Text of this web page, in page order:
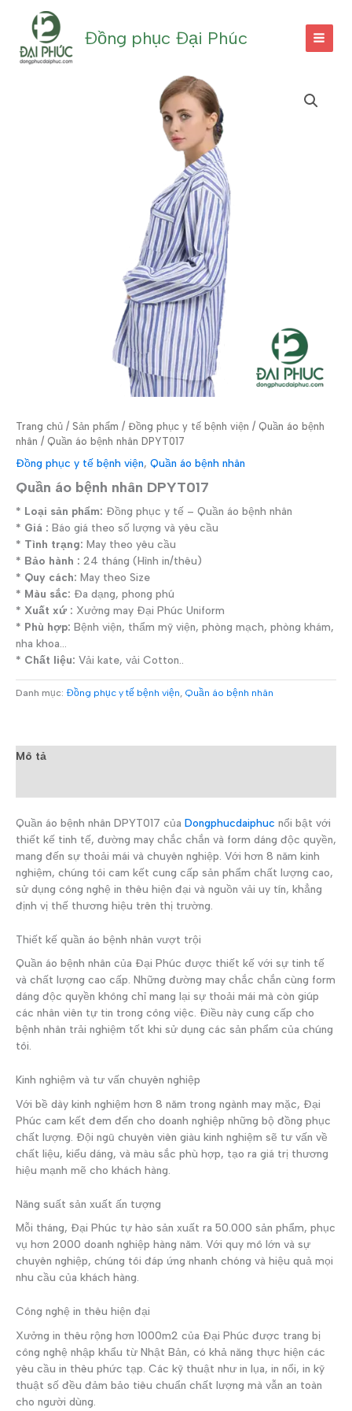
dung
Đồng phục Đại Phúc
Trang chủ / Sản phẩm / Đồng phục y tế bệnh viện / Quần áo bệnh
nhân / Quần áo bệnh nhân DPYT017
Đồng phục y tế bệnh viện, Quần áo bệnh nhân
Quần áo bệnh nhân DPYT017
* Loại sản phẩm: Đồng phục y tế – Quần áo bệnh nhân
* Giá : Báo giá theo số lượng và yêu cầu
* Tình trạng: May theo yêu cầu
* Bảo hành : 24 tháng (Hình in/thêu)
* Quy cách: May theo Size
* Màu sắc: Đa dạng, phong phú
* Xuất xứ : Xưởng may Đại Phúc Uniform
* Phù hợp: Bệnh viện, thẩm mỹ viện, phòng mạch, phòng khám,
nha khoa…
* Chất liệu: Vải kate, vải Cotton..
Danh mục: Đồng phục y tế bệnh viện Quần áo bệnh nhân
Mô tả
Quần áo bệnh nhân DPYT017 của Dongphucdaiphuc nổi bật với
thiết kế tinh tế, đường may chắc chắn và form dáng độc quyền,
mang đến sự thoải mái và chuyên nghiệp. Với hơn 8 năm kinh
nghiệm, chúng tôi cam kết cung cấp sản phẩm chất lượng cao,
sử dụng công nghệ in thêu hiện đại và nguồn vải uy tín, khẳng
định vị thế thương hiệu trên thị trường.
Thiết kế quần áo bệnh nhân vượt trội
Quần áo bệnh nhân của Đại Phúc được thiết kế với sự tinh tế
và chất lượng cao cấp. Những đường may chắc chắn cùng form
dáng độc quyền không chỉ mang lại sự thoải mái mà còn giúp
các nhân viên tự tin trong công việc. Điều này cung cấp cho
bệnh nhân trải nghiệm tốt khi sử dụng các sản phẩm của chúng
tôi.
Kinh nghiệm và tư vấn chuyên nghiệp
Với bề dày kinh nghiệm hơn 8 năm trong ngành may mặc, Đại
Phúc cam kết đem đến cho doanh nghiệp những bộ đồng phục
chất lượng. Đội ngũ chuyên viên giàu kinh nghiệm sẽ tư vấn về
chất liệu, kiểu dáng, và màu sắc phù hợp, tạo ra giá trị thương
hiệu mạnh mẽ cho khách hàng.
Năng suất sản xuất ấn tượng
Mỗi tháng, Đại Phúc tự hào sản xuất ra 50.000 sản phẩm, phục
vụ hơn 2000 doanh nghiệp hàng năm. Với quy mô lớn và sự
chuyên nghiệp, chúng tôi đáp ứng nhanh chóng và hiệu quả mọi
nhu cầu của khách hàng.
Công nghệ in thêu hiện đại
Xưởng in thêu rộng hơn 1000m2 của Đại Phúc được trang bị
công nghệ nhập khẩu từ Nhật Bản, có khả năng thực hiện các
yêu cầu in thêu phức tạp. Các kỹ thuật như in lụa, in nổi, in kỹ
thuật số đều đảm bảo tiêu chuẩn chất lượng mà vẫn an toàn
cho người dùng.